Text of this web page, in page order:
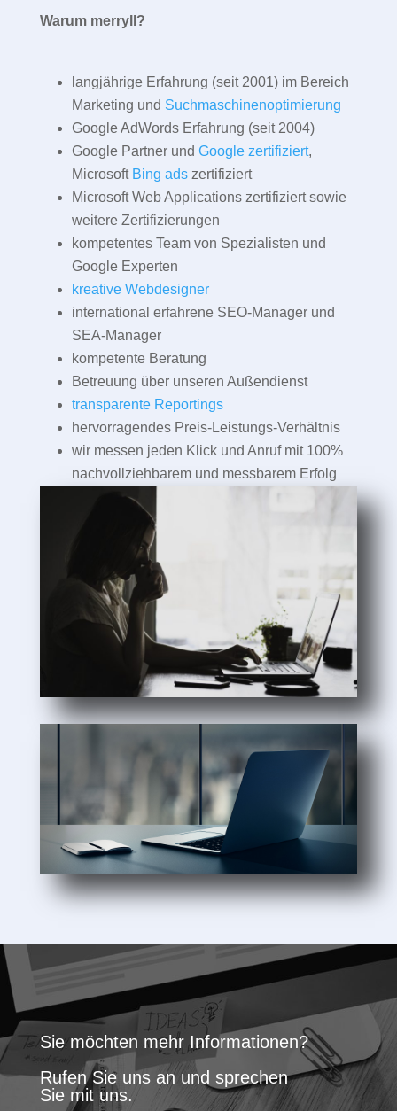
Warum merryll?
langjährige Erfahrung (seit 2001) im Bereich
Marketing und Suchmaschinenoptimierung
Google AdWords Erfahrung (seit 2004)
Google Partner und Google zertifiziert,
Microsoft Bing adszertifiziert
Microsoft Web Applications zertifiziert sowie
weitere Zertifizierungen
kompetentes Team von Spezialisten und
Google Experten
kreative Webdesigner
international erfahrene SEO-Manager und
SEA-Manager
kompetente Beratung
Betreuung über unseren Außendienst
transparente Reportings
hervorragendes Preis-Leistungs-Verhältnis
wir messen jeden Klick und Anruf mit 100%
nachvollziehbarem und messbarem Erfolg
Sie möchten mehr Informationen?
Rufen Sie uns an und sprechen
Sie mit uns.